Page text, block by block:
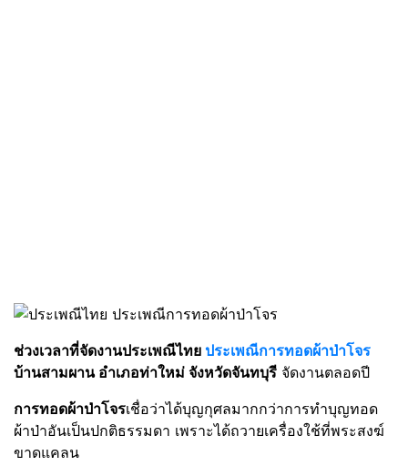
ช่วงเวลาที่จัดงานประเพณีไทย ประเพณีการทอดผ้าป่าโจร
บ้านสามผาน อำเภอท่าใหม่ จังหวัดจันทบุรี จัดงานตลอดปี
การทอดผ้าป่าโจรเชื่อว่าได้บุญกุศลมากกว่าการทำบุญทอด
ผ้าป่าอันเป็นปกติธรรมดา เพราะได้ถวายเครื่องใช้ที่พระสงฆ์
ขาดแคลน